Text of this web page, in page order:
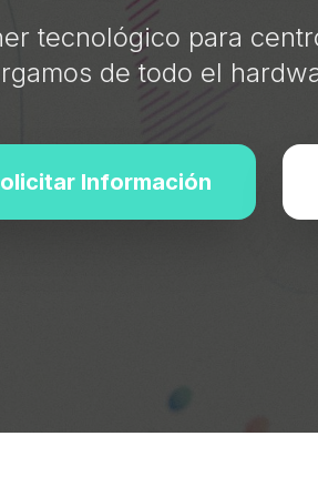
tecnológico para
de todo el
Información